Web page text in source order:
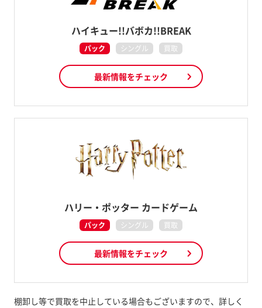
ハイキュー!!バボカ!!BREAK
パック シングル 買取
最新情報をチェック
ハリー・ポッター カードゲーム
パック シングル 買取
最新情報をチェック
棚卸し等で買取を中止している場合もございますので、詳しく